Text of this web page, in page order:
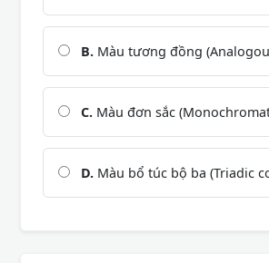
B. Màu tương đồng
C. Màu đơn sắc
D. Màu bổ túc bộ ba (Triadic